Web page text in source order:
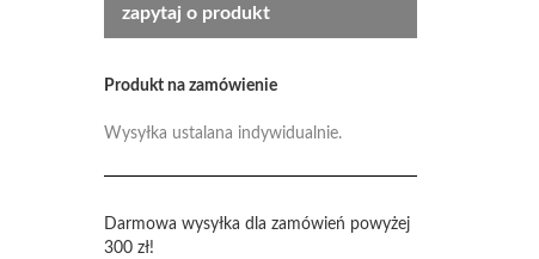
zapytaj o produkt
Produkt na zamówienie
Wysyłka ustalana indywidualnie.
Darmowa wysyłka dla zamówień powyżej
300 zł!